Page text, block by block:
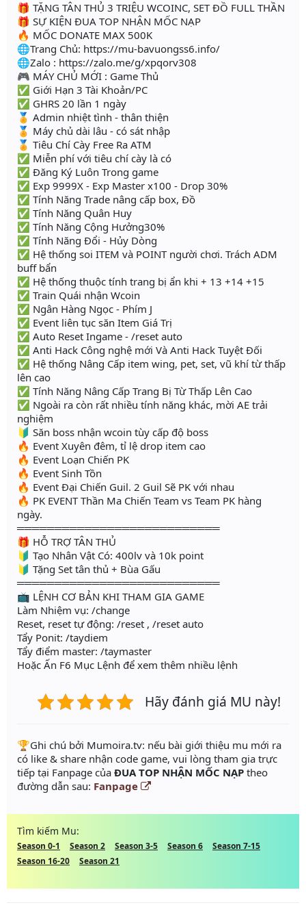
🎁 TẶNG TÂN THỦ 3 TRIỆU WCOINC, SET ĐỒ FULL THẦN
🎁 SỰ KIỆN ĐUA TOP NHẬN MỐC NẠP
🔥 MỐC DONATE MAX 500K
🌐Trang Chủ: https://mu-bavuongss6.info/
🌐Zalo : https://zalo.me/g/xpqorv308
🎮 MÁY CHỦ MỚI : Game Thủ
✅ Giới Hạn 3 Tài Khoản/PC
✅ GHRS 20 lần 1 ngày
🏅 Admin nhiệt tình - thân thiện
🏅 Máy chủ dài lâu - có sát nhập
🏅 Tiêu Chí Cày Free Ra ATM
✅ Miễn phí với tiêu chí cày là có
✅ Đăng Ký Luôn Trong game
✅ Exp 9999X - Exp Master x100 - Drop 30%
✅ Tính Năng Trade nâng cấp box, Đồ
✅ Tính Năng Quân Huy
✅ Tính Năng Cộng Hưởng30%
✅ Tính Năng Đổi - Hủy Dòng
✅ Hệ thống soi ITEM và POINT người chơi. Trách ADM
buff bẩn
✅ Hệ thống thuộc tính trang bị ẩn khi + 13 +14 +15
✅ Train Quái nhận Wcoin
✅ Ngân Hàng Ngọc - Phím J
✅ Event liên tục săn Item Giá Trị
✅ Auto Reset Ingame - /reset auto
✅ Anti Hack Công nghệ mới Và Anti Hack Tuyệt Đối
✅ Hệ thống Nâng Cấp item wing, pet, set, vũ khí từ thấp
lên cao
✅ Tính Năng Nâng Cấp Trang Bị Từ Thấp Lên Cao
✅ Ngoài ra còn rất nhiều tính năng khác, mời AE trải
nghiệm
🔰 Săn boss nhận wcoin tùy cấp độ boss
🔥 Event Xuyên đêm, tỉ lệ drop item cao
🔥 Event Loạn Chiến PK
🔥 Event Sinh Tồn
🔥 Event Đại Chiến Guil. 2 Guil Sẽ PK với nhau
🔥 PK EVENT Thần Ma Chiến Team vs Team PK hàng
ngày.
═══════════════════════════
🎁 HỖ TRỢ TÂN THỦ
🔰 Tạo Nhân Vật Có: 400lv và 10k point
🔰 Tặng Set tân thủ + Bùa Gấu
═══════════════════════════
📺 LỆNH CƠ BẢN KHI THAM GIA GAME
Làm Nhiệm vụ: /change
Reset, reset tự động: /reset , /reset auto
Tẩy Ponit: /taydiem
Tẩy điểm master: /taymaster
Hoặc Ấn F6 Mục Lệnh để xem thêm nhiều lệnh
Hãy đánh giá MU này!
️🏆Ghi chú bởi Mumoira.tv: nếu bài giới thiệu mu mới ra
có like & share nhận code game, vui lòng tham gia trực
tiếp tại Fanpage của ĐUA TOP NHẬN MỐC NẠP theo
đường dẫn sau: Fanpage
Tìm kiếm Mu:
Season 0-1 Season 2 Season 3-5 Season 6
Season 7-15
Season 16-20
Season 21